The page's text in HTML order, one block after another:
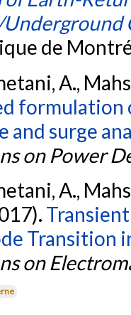
de
A.,
and surge
on Power
A.,
Transition
on